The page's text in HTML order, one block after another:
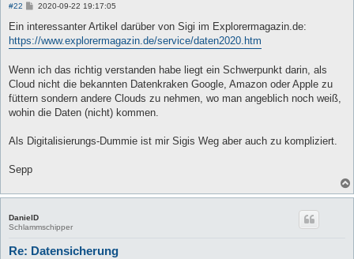
#22
B
i
r
2020-09-22 19:17:05
Ein interessanter Artikel darüber von Sigi im Explorermagazin.de:
https://www.explorermagazin.de/service/daten2020.htm
Wenn ich das richtig verstanden habe liegt ein Schwerpunkt darin, als
Cloud nicht die bekannten Datenkraken Google, Amazon oder Apple zu
füttern sondern andere Clouds zu nehmen, wo man angeblich noch weiß,
wohin die Daten (nicht) kommen.
Als Digitalisierungs-Dummie ist mir Sigis Weg aber auch zu kompliziert.
Sepp
DanielD
Schlammschipper
Re: Datensicherung